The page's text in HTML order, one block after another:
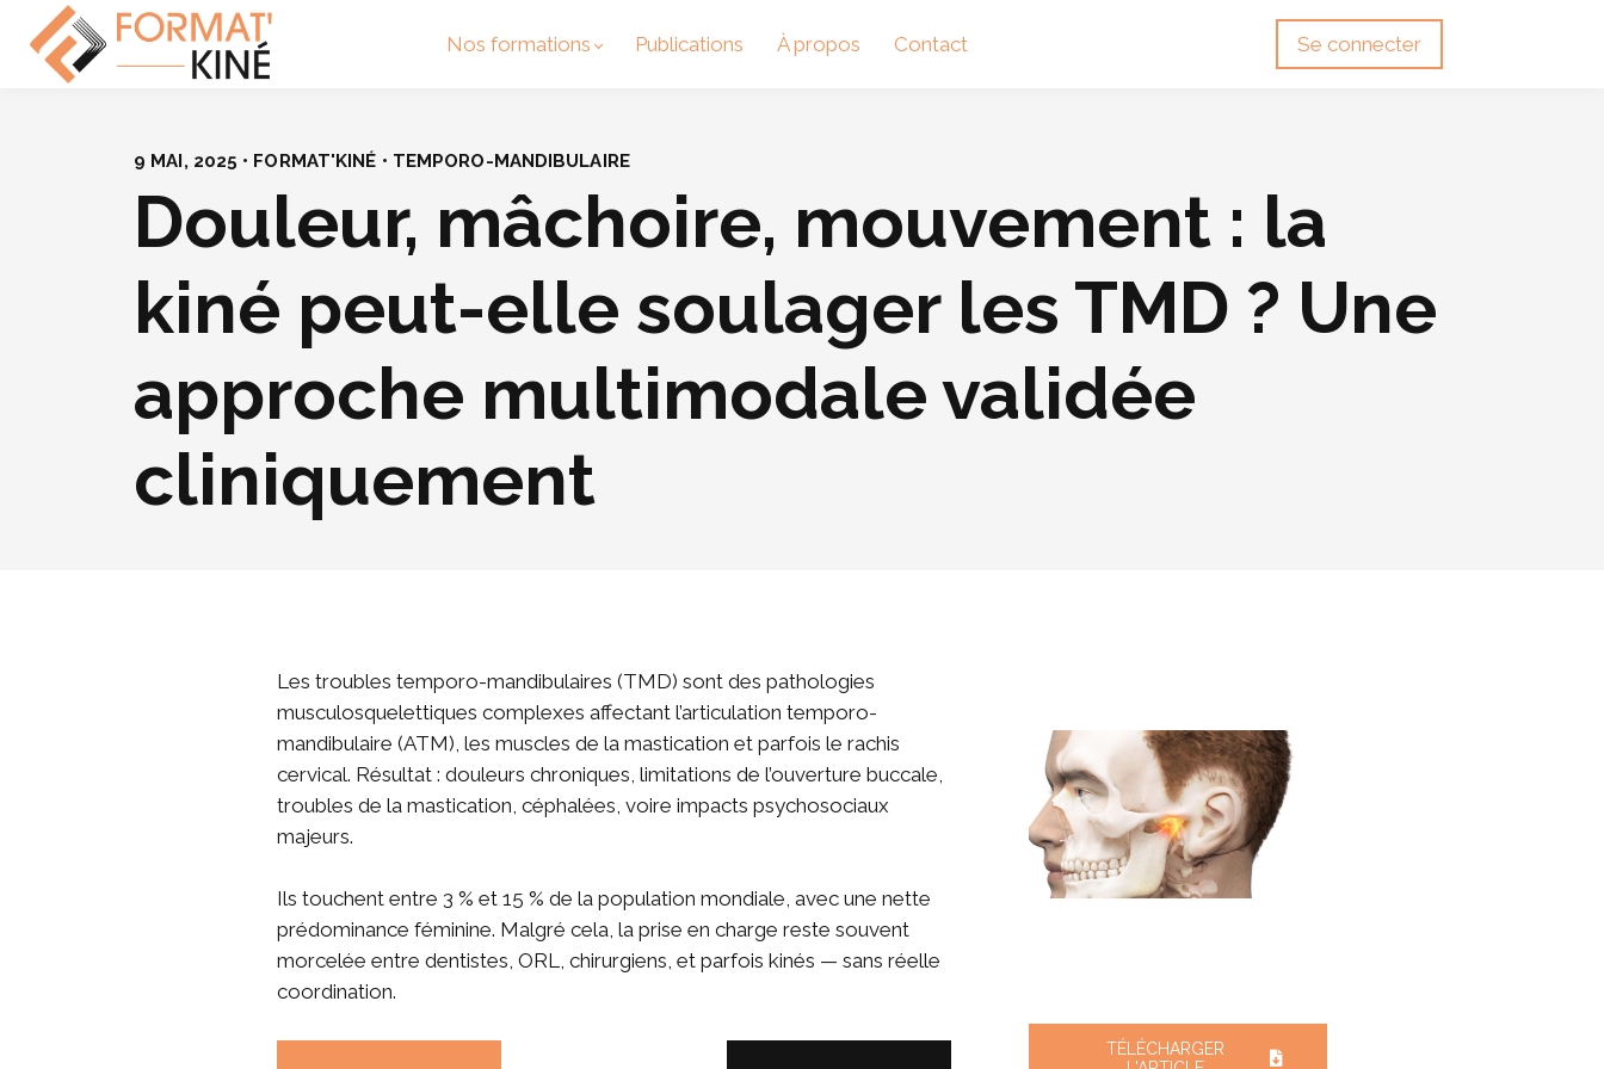
Nos formations Publications À propos Contact Se connecter
9 MAI, 2025 • FORMAT'KINÉ • TEMPORO-MANDIBULAIRE
Douleur, mâchoire, mouvement : la
kiné peut-elle soulager les TMD ? Une
approche multimodale validée
cliniquement
Les troubles temporo-mandibulaires (TMD) sont des pathologies
musculosquelettiques complexes affectant l’articulation temporo-
mandibulaire (ATM), les muscles de la mastication et parfois le rachis
cervical. Résultat : douleurs chroniques, limitations de l’ouverture buccale,
troubles de la mastication, céphalées, voire impacts psychosociaux
majeurs.
Ils touchent entre 3 % et 15 % de la population mondiale, avec une nette
prédominance féminine​. Malgré cela, la prise en charge reste souvent
morcelée entre dentistes, ORL, chirurgiens, et parfois kinés — sans réelle
coordination.
TÉLÉCHARGER